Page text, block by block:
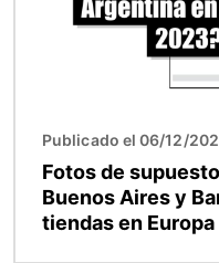
Publicado el 06/12/
Fotos de
Buenos Aires y
tiendas en Europa